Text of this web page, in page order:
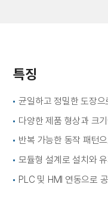
특징
균일하고 정밀한 도장
다양한 제품 형상과 크
반복 가능한 동작 패턴
모듈형 설계로 설치와
PLC 및 HMI 연동으로